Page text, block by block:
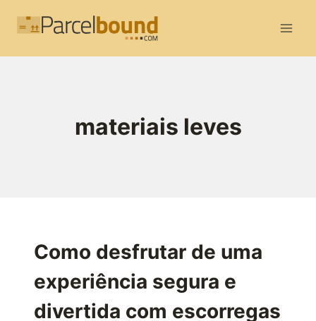
materiais leves
Como desfrutar de uma
experiência segura e
divertida com escorregas